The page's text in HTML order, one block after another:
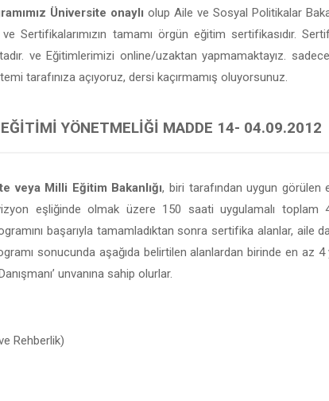
Üniversite onaylı olup Aile ve Sosyal Politikalar
Sertifikalarımızın tamamı örgün eğitim sertifikasıdır.
ve Eğitimlerimizi online/uzaktan yapmamaktayız.
tarafınıza açıyoruz, dersi kaçırmamış oluyorsunuz.
YÖNETMELIĞI MADDE 14- 04.09.2012
veya Milli Eğitim Bakanlığı, biri tarafından uygun görülen
eşliğinde olmak üzere 150 saati uygulamalı toplam
başarıyla tamamladıktan sonra sertifika alanlar, aile
sonucunda aşağıda belirtilen alanlardan birinde en az
unvanına sahip olurlar.
Rehberlik)